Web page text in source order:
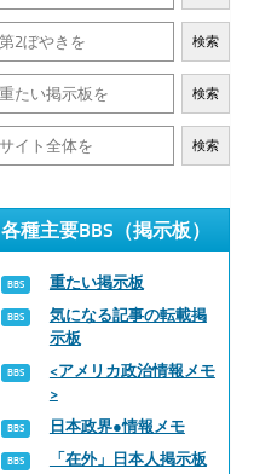
検索
検索
検索
各種主要BBS（掲示板）
重たい掲示板
気になる記事の転載掲
示板
<アメリカ政治情報メモ
>
日本政界●情報メモ
「在外」日本人掲示板